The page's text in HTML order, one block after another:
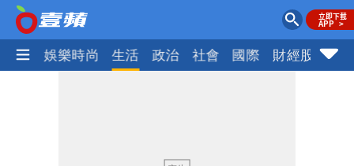
熱門 娛樂時尚 生活 政治 社會 國際 財經股市